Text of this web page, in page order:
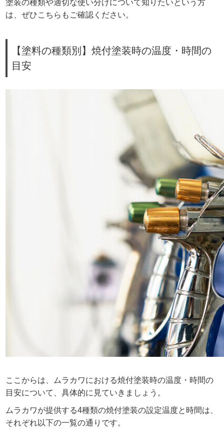
塗装の種類や適切な使い分けについて知りたいという方
は、ぜひこちらもご確認ください。
【塗料の種類別】焼付塗装時の温度・時間の
目安
ここからは、ムラカワにおける焼付塗装時の温度・時間の
目安について、具体的に見ていきましょう。
ムラカワが提供する4種類の焼付塗装の設定温度と時間は、
それぞれ以下の一覧の通りです。